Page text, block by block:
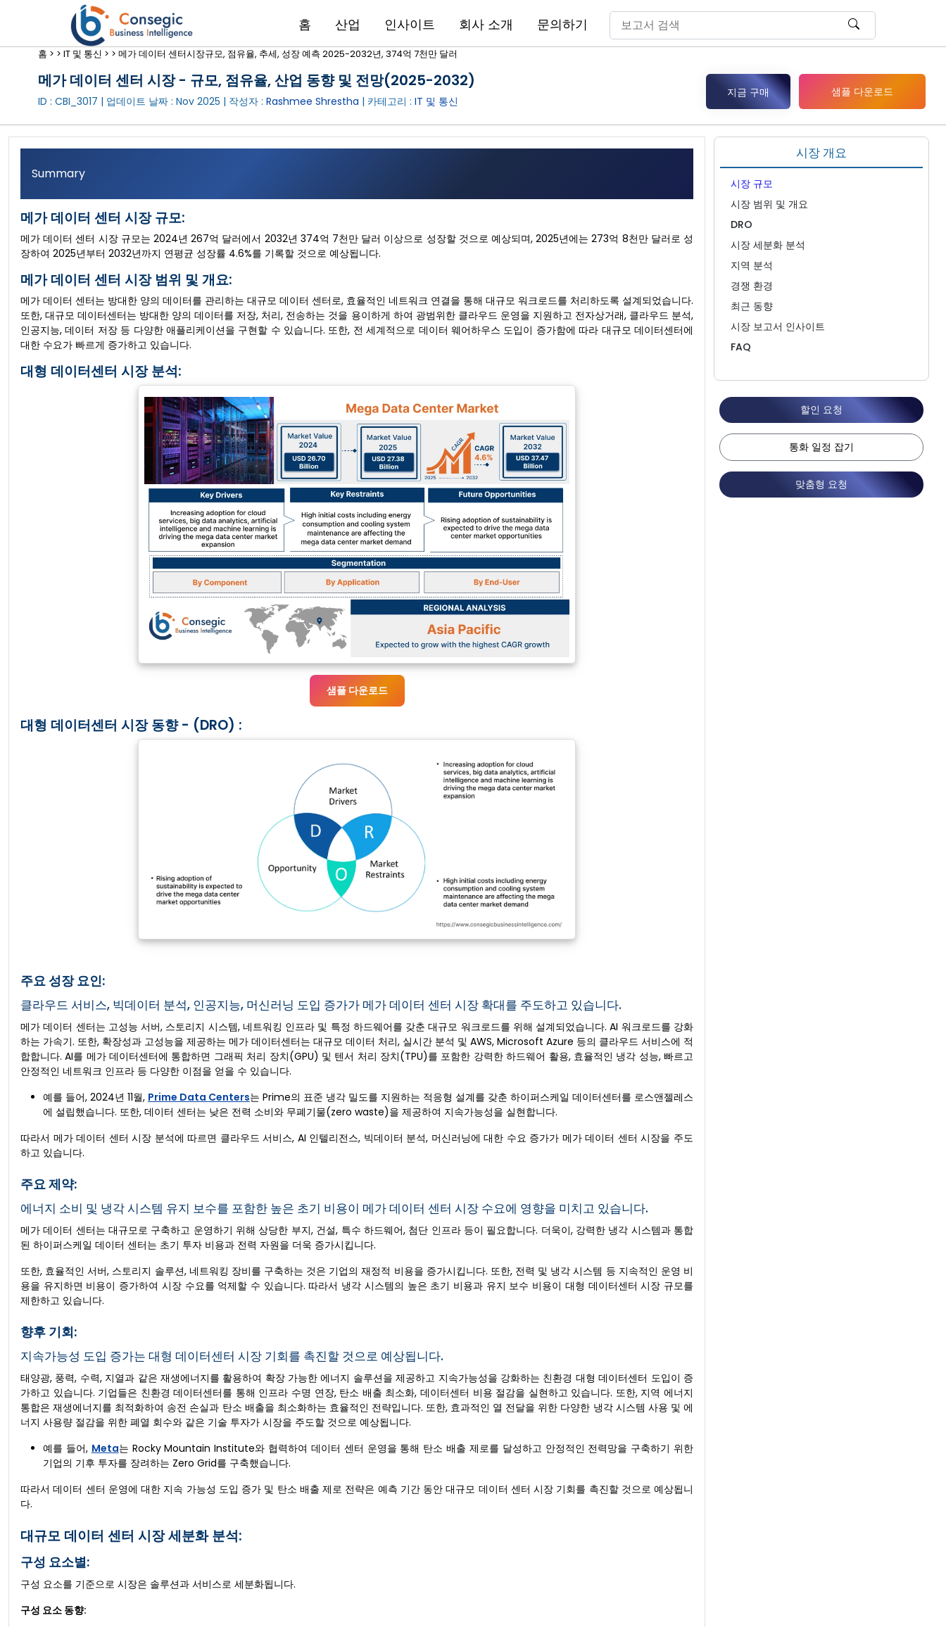
홈 산업 인사이트 회사 소개 문의하기
홈 > > IT 및 통신 > > 메가 데이터 센터시장규모, 점유율, 추세, 성장 예측 2025-2032년, 374억 7천만 달러
메가 데이터 센터 시장 - 규모, 점유율, 산업 동향 및 전망(2025-2032)
ID : CBI_3017 | 업데이트 날짜 : Nov 2025 | 작성자 : Rashmee Shrestha | 카테고리 : IT 및 통신
지금 구매 샘플 다운로드
Summary
메가 데이터 센터 시장 규모:
메가 데이터 센터 시장 규모는 2024년 267억 달러에서 2032년 374억 7천만 달러 이상으로 성장할 것으로 예상되며, 2025년에는 273억 8천만 달러로 성
장하여 2025년부터 2032년까지 연평균 성장률 4.6%를 기록할 것으로 예상됩니다.
메가 데이터 센터 시장 범위 및 개요:
메가 데이터 센터는 방대한 양의 데이터를 관리하는 대규모 데이터 센터로, 효율적인 네트워크 연결을 통해 대규모 워크로드를 처리하도록 설계되었습니다.
또한, 대규모 데이터센터는 방대한 양의 데이터를 저장, 처리, 전송하는 것을 용이하게 하여 광범위한 클라우드 운영을 지원하고 전자상거래, 클라우드 분석,
인공지능, 데이터 저장 등 다양한 애플리케이션을 구현할 수 있습니다. 또한, 전 세계적으로 데이터 웨어하우스 도입이 증가함에 따라 대규모 데이터센터에
대한 수요가 빠르게 증가하고 있습니다.
대형 데이터센터 시장 분석:
샘플 다운로드
대형 데이터센터 시장 동향 - (DRO) :
주요 성장 요인:
클라우드 서비스, 빅데이터 분석, 인공지능, 머신러닝 도입 증가가 메가 데이터 센터 시장 확대를 주도하고 있습니다.
메가 데이터 센터는 고성능 서버, 스토리지 시스템, 네트워킹 인프라 및 특정 하드웨어를 갖춘 대규모 워크로드를 위해 설계되었습니다. AI 워크로드를 강화
하는 가속기. 또한, 확장성과 고성능을 제공하는 메가 데이터센터는 대규모 데이터 처리, 실시간 분석 및 AWS, Microsoft Azure 등의 클라우드 서비스에 적
합합니다. AI를 메가 데이터센터에 통합하면 그래픽 처리 장치(GPU) 및 텐서 처리 장치(TPU)를 포함한 강력한 하드웨어 활용, 효율적인 냉각 성능, 빠르고
안정적인 네트워크 인프라 등 다양한 이점을 얻을 수 있습니다.
예를 들어, 2024년 11월, Prime Data Centers는 Prime의 표준 냉각 밀도를 지원하는 적응형 설계를 갖춘 하이퍼스케일 데이터센터를 로스앤젤레스
에 설립했습니다. 또한, 데이터 센터는 낮은 전력 소비와 무폐기물(zero waste)을 제공하여 지속가능성을 실현합니다.
따라서 메가 데이터 센터 시장 분석에 따르면 클라우드 서비스, AI 인텔리전스, 빅데이터 분석, 머신러닝에 대한 수요 증가가 메가 데이터 센터 시장을 주도
하고 있습니다.
주요 제약:
에너지 소비 및 냉각 시스템 유지 보수를 포함한 높은 초기 비용이 메가 데이터 센터 시장 수요에 영향을 미치고 있습니다.
메가 데이터 센터는 대규모로 구축하고 운영하기 위해 상당한 부지, 건설, 특수 하드웨어, 첨단 인프라 등이 필요합니다. 더욱이, 강력한 냉각 시스템과 통합
된 하이퍼스케일 데이터 센터는 초기 투자 비용과 전력 자원을 더욱 증가시킵니다.
또한, 효율적인 서버, 스토리지 솔루션, 네트워킹 장비를 구축하는 것은 기업의 재정적 비용을 증가시킵니다. 또한, 전력 및 냉각 시스템 등 지속적인 운영 비
용을 유지하면 비용이 증가하여 시장 수요를 억제할 수 있습니다. 따라서 냉각 시스템의 높은 초기 비용과 유지 보수 비용이 대형 데이터센터 시장 규모를
제한하고 있습니다.
향후 기회:
지속가능성 도입 증가는 대형 데이터센터 시장 기회를 촉진할 것으로 예상됩니다.
태양광, 풍력, 수력, 지열과 같은 재생에너지를 활용하여 확장 가능한 에너지 솔루션을 제공하고 지속가능성을 강화하는 친환경 대형 데이터센터 도입이 증
가하고 있습니다. 기업들은 친환경 데이터센터를 통해 인프라 수명 연장, 탄소 배출 최소화, 데이터센터 비용 절감을 실현하고 있습니다. 또한, 지역 에너지
통합은 재생에너지를 최적화하여 송전 손실과 탄소 배출을 최소화하는 효율적인 전략입니다. 또한, 효과적인 열 전달을 위한 다양한 냉각 시스템 사용 및 에
너지 사용량 절감을 위한 폐열 회수와 같은 기술 투자가 시장을 주도할 것으로 예상됩니다.
예를 들어, Meta는 Rocky Mountain Institute와 협력하여 데이터 센터 운영을 통해 탄소 배출 제로를 달성하고 안정적인 전력망을 구축하기 위한
기업의 기후 투자를 장려하는 Zero Grid를 구축했습니다.
따라서 데이터 센터 운영에 대한 지속 가능성 도입 증가 및 탄소 배출 제로 전략은 예측 기간 동안 대규모 데이터 센터 시장 기회를 촉진할 것으로 예상됩니
다.
대규모 데이터 센터 시장 세분화 분석:
구성 요소별:
구성 요소를 기준으로 시장은 솔루션과 서비스로 세분화됩니다.
구성 요소 동향:
시장 개요
시장 규모
시장 범위 및 개요
DRO
시장 세분화 분석
지역 분석
경쟁 환경
최근 동향
시장 보고서 인사이트
FAQ
할인 요청
통화 일정 잡기
맞춤형 요청